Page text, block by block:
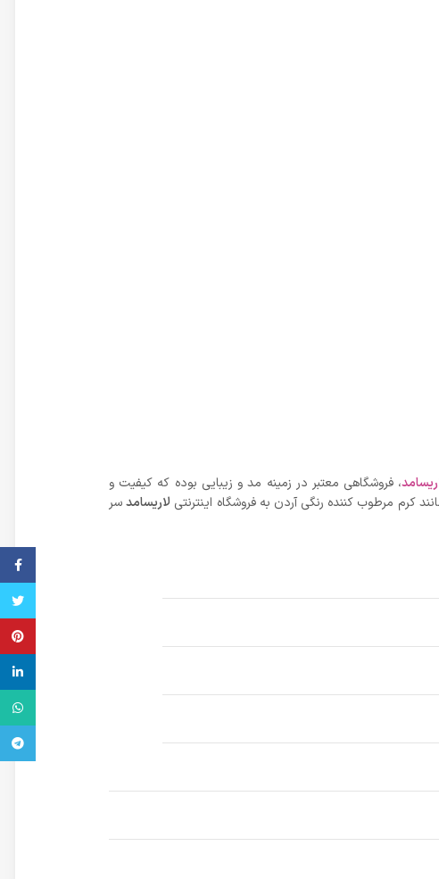
، فروشگاهی معتبر در زمینه مد و زیبایی بوده که کیفیت و
مرطوب کننده رنگی آردن به فروشگاه اینترنتی لاریسامدسر
فیس
تویتر
واتس
تلگرام